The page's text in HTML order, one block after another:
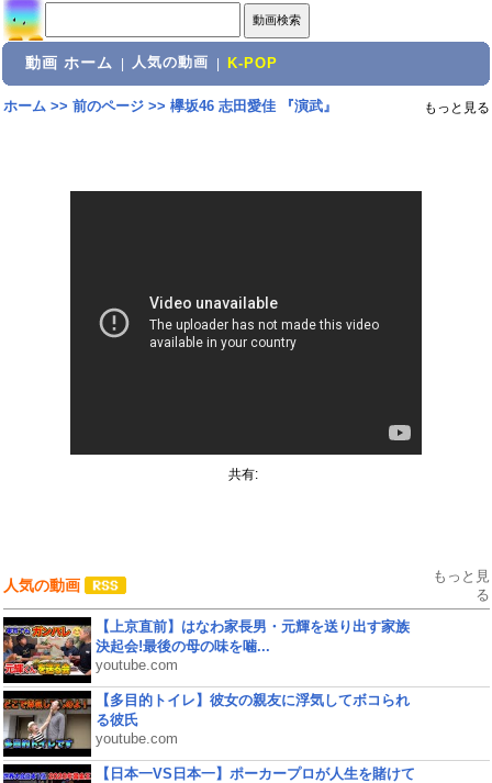
動画 ホーム 人気の動画 K-POP
ホーム>> 前のページ>> 欅坂46 志田愛佳 『演武』 もっと見る
共有:
人気の動画
もっと見
る
【上京直前】はなわ家長男・元輝を送り出す家族
決起会!最後の母の味を噛...
youtube.com
【多目的トイレ】彼女の親友に浮気してボコられ
る彼氏
youtube.com
【日本一VS日本一】ポーカープロが人生を賭けて